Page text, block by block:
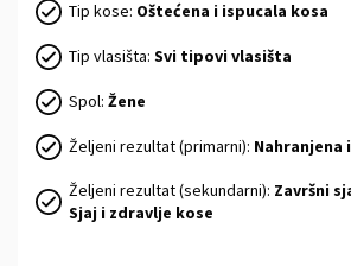
Tip kose: Oštećena i ispucala kosa
Tip vlasišta: Svi tipovi vlasišta
Spol: Žene
Željeni rezultat (primarni): Nahranjena
Željeni rezultat (sekundarni): Završni
Sjaj i zdravlje kose